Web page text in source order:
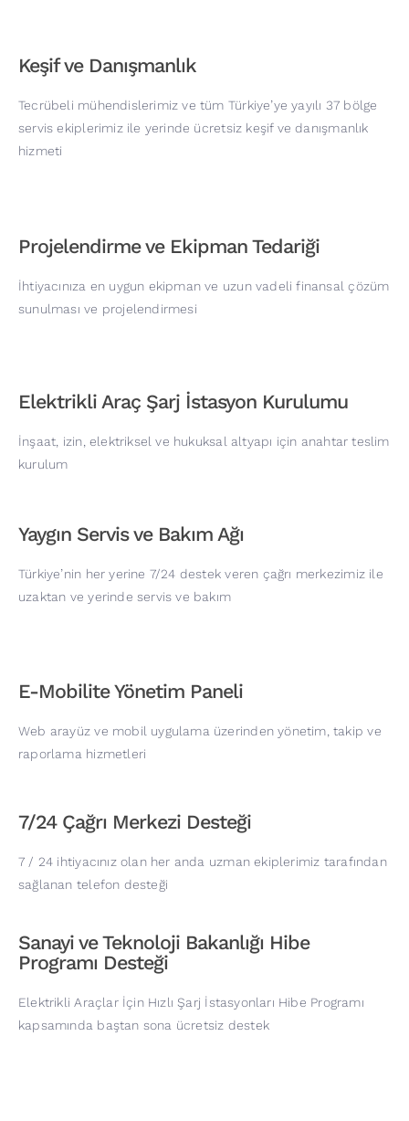
Keşif ve Danışmanlık
Tecrübeli mühendislerimiz ve tüm Türkiye’ye yayılı 37 bölge
servis ekiplerimiz ile yerinde ücretsiz keşif ve danışmanlık
hizmeti
Projelendirme ve Ekipman Tedariği
İhtiyacınıza en uygun ekipman ve uzun vadeli finansal çözüm
sunulması ve projelendirmesi
Elektrikli Araç Şarj İstasyon Kurulumu
İnşaat, izin, elektriksel ve hukuksal altyapı için anahtar teslim
kurulum
Yaygın Servis ve Bakım Ağı
Türkiye’nin her yerine 7/24 destek veren çağrı merkezimiz ile
uzaktan ve yerinde servis ve bakım
E-Mobilite Yönetim Paneli
Web arayüz ve mobil uygulama üzerinden yönetim, takip ve
raporlama hizmetleri
7/24 Çağrı Merkezi Desteği
7 / 24 ihtiyacınız olan her anda uzman ekiplerimiz tarafından
sağlanan telefon desteği
Sanayi ve Teknoloji Bakanlığı Hibe
Programı Desteği
Elektrikli Araçlar İçin Hızlı Şarj İstasyonları Hibe Programı
kapsamında baştan sona ücretsiz destek